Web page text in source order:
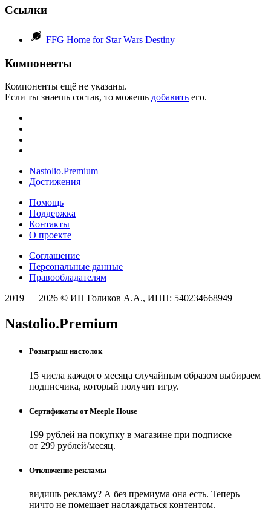
Ссылки
FFG Home for Star Wars Destiny
Компоненты
Компоненты ещё не указаны.
Если ты знаешь состав, то можешь добавить его.
Nastolio.Premium
Достижения
Помощь
Поддержка
Контакты
О проекте
Соглашение
Персональные данные
Правообладателям
2019 — 2026 © ИП Голиков А.А., ИНН: 540234668949
Nastolio.Premium
Розыгрыш настолок
15 числа каждого месяца случайным образом выбираем
подписчика, который получит игру.
Сертификаты от Meeple House
199 рублей на покупку в магазине при подписке
от 299 рублей/месяц.
Отключение рекламы
видишь рекламу? А без премиума она есть. Теперь
ничто не помешает наслаждаться контентом.